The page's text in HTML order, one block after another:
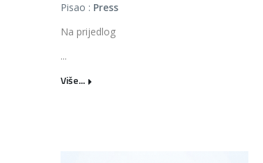
Pisao : Press
Na prijedlog
...
Više...